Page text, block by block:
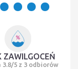
ZAWILGOCEŃ
3.8/5 z 3 odbiorów